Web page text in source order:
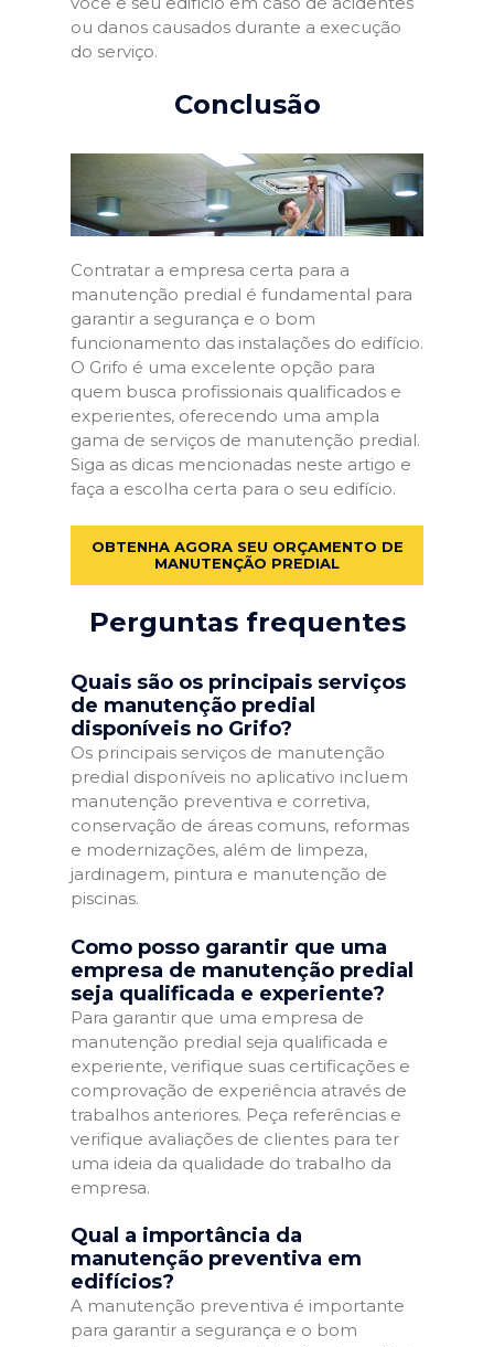
ou danos causados durante a execução
do serviço.
Conclusão
Contratar a empresa certa para a
manutenção predial é fundamental para
garantir a segurança e o bom
funcionamento das instalações do edifício.
O Grifo é uma excelente opção para
quem busca profissionais qualificados e
experientes, oferecendo uma ampla
gama de serviços de manutenção predial.
Siga as dicas mencionadas neste artigo e
faça a escolha certa para o seu edifício.
OBTENHA AGORA SEU ORÇAMENTO DE
MANUTENÇÃO PREDIAL
Perguntas frequentes
Quais são os principais serviços
de manutenção predial
disponíveis no Grifo?
Os principais serviços de manutenção
predial disponíveis no aplicativo incluem
manutenção preventiva e corretiva,
conservação de áreas comuns, reformas
e modernizações, além de limpeza,
jardinagem, pintura e manutenção de
piscinas.
Como posso garantir que uma
empresa de manutenção predial
seja qualificada e experiente?
Para garantir que uma empresa de
manutenção predial seja qualificada e
experiente, verifique suas certificações e
comprovação de experiência através de
trabalhos anteriores. Peça referências e
verifique avaliações de clientes para ter
uma ideia da qualidade do trabalho da
empresa.
Qual a importância da
manutenção preventiva em
edifícios?
A manutenção preventiva é importante
para garantir a segurança e o bom